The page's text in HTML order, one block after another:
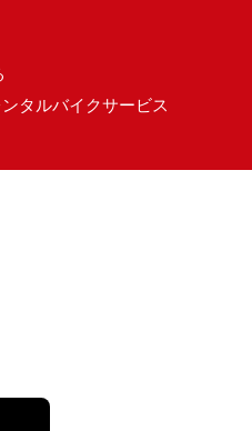
タルバイクサービス